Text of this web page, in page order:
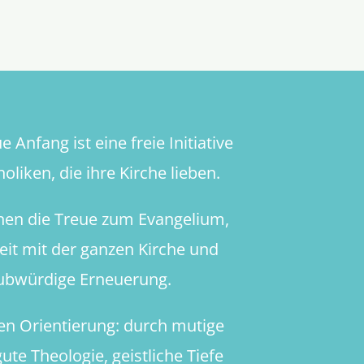
Anfang ist eine freie Initiative
die ihre Kirche lieben.
die Treue zum Evangelium,
mit der ganzen Kirche und
Erneuerung.
Orientierung: durch mutige
Theologie, geistliche Tiefe